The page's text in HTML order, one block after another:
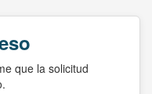
que la solicitud